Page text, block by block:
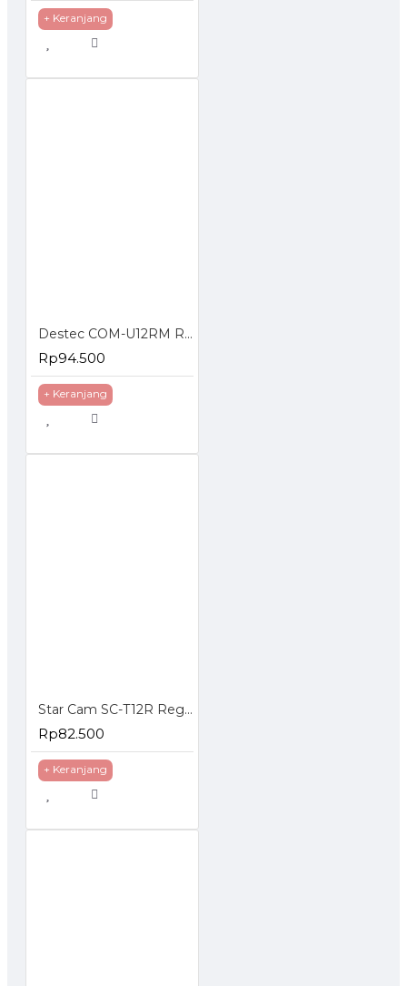
+ Keranjang
Destec COM-U12RM Regulator Gas dengan Meteran
Rp94.500
+ Keranjang
Star Cam SC-T12R Regulator Gas Tekanan Rendah
Rp82.500
+ Keranjang